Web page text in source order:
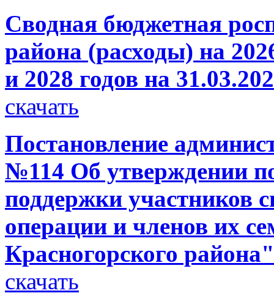
Сводная бюджетная
района (расходы) на
и 2028 годов на
скачать
Постановление
№114 Об утверждении
поддержки участников
операции и членов их
Красногорского
скачать